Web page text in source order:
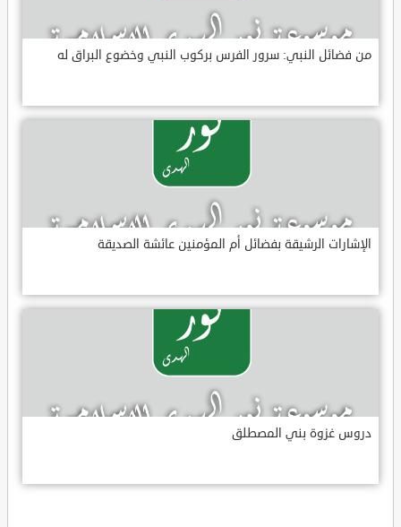
من فضائل النبي: سرور الفرس بركوب النبي وخضوع البراق له
الإشارات الرشيقة بفضائل أم المؤمنين عائشة الصديقة
دروس غزوة بني المصطلق